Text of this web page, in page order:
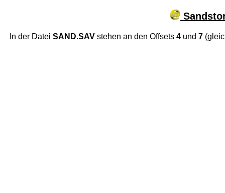
In der Datei SAND.SAVstehen an den Offsets 4und 7